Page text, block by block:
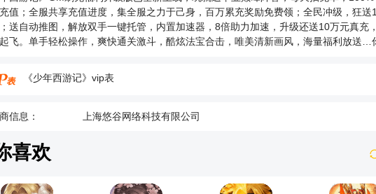
放方式：自动返利
请是否需要角色id：是
否算VIP经验：是
月卡、终身卡、礼包、基金】都计入返利
值；全服共享充值进度，集全服之力于己身，百万累充奖励免费领；全民冲级，狂送
送自动推图，解放双手一键托管，内置加速器，8倍助力加速，升级还送10万元真充
飞。单手轻松操作，爽快通关激斗，酷炫法宝合击，唯美清新画风，海量福利放送…
《少年西游记》vip表
信息： 上海悠谷网络科技有限公司
喜欢